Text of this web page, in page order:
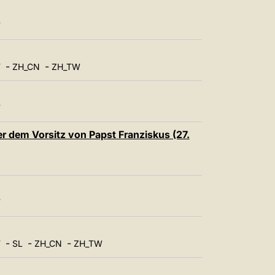
- ZH_CN - ZH_TW
dem Vorsitz von Papst Franziskus (27.
- SL- ZH_CN - ZH_TW